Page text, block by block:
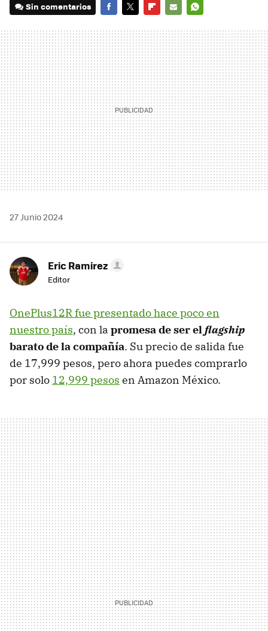
Sin comentarios
MAIL
27 Junio 2024
Eric Ramirez
Editor
OnePlus12R fue presentado hace poco en
nuestro país, con la promesa de ser elflagship
barato de la compañía. Su precio de salida fue
de 17,999 pesos, pero ahora puedes comprarlo
por solo 12,999 pesos en Amazon México.